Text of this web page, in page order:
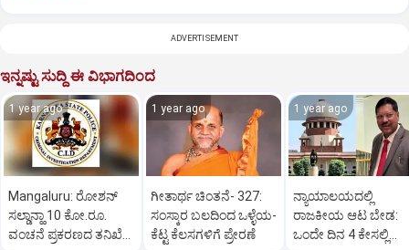
ADVERTISEMENT
ಇನ್ನಷ್ಟು ಸುದ್ದಿ ಈ ವಿಭಾಗದಿಂದ
1 year ago
Mangaluru: ರೋಶನ್‌
ಸಲ್ಡಾನ್ಹಾ 10 ಕೋ.ರೂ.
ವಂಚನೆ ಪ್ರಕರಣದ ತನಿಖೆ
1 year ago
ಗೀತಾರ್ಥ ಚಿಂತನೆ- 327:
ಸಂಸ್ಕಾರ ಬಲದಿಂದ ಒಳ್ಳೆಯ-
ಕೆಟ್ಟ ಕೆಲಸಗಳಿಗೆ ಪ್ರೇರಣೆ
1 year ago
ನ್ಯಾಯಾಲಯದಲ್ಲಿ
ರಾಜಕೀಯ ಆಟ ಬೇಡ:
ಒಂದೇ ದಿನ 4 ಕೇಸಲ್ಲಿ